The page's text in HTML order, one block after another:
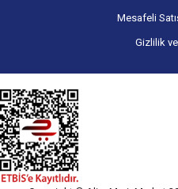
Mesafeli
Gizlilik